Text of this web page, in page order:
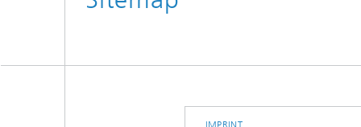
IMPRINT